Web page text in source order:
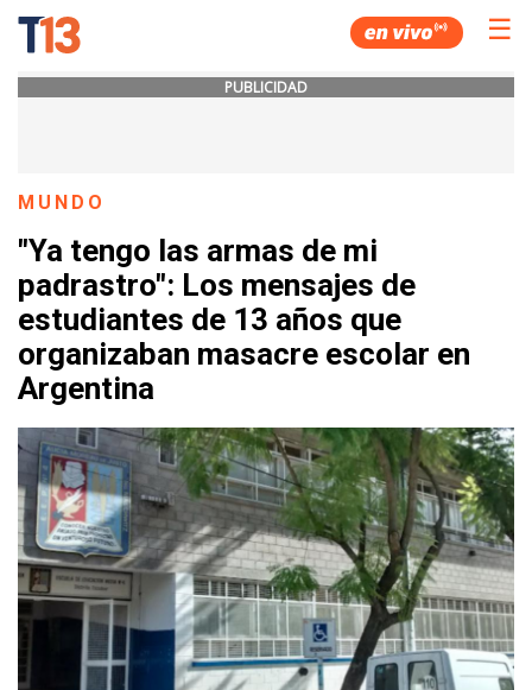
☰
PUBLICIDAD
MUNDO
"Ya tengo las armas de mi
padrastro": Los mensajes de
estudiantes de 13 años que
organizaban masacre escolar en
Argentina